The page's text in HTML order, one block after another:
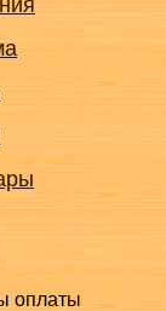
оплаты